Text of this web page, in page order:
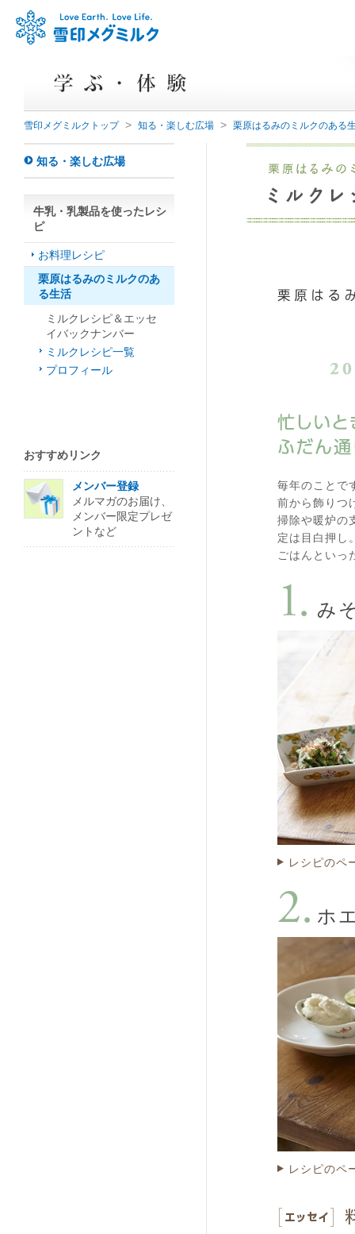
雪印メグミルクトップ > 知る・楽しむ広場 > 栗原はるみのミルクのある
毎年のことで
前から飾りつ
掃除や暖炉の
定は目白押し
ごはんといっ
み
レシピのペ
ホ
レシピのペ
知る・楽しむ広場
牛乳・乳製品を使ったレシ
ピ
お料理レシピ
栗原はるみのミルクのあ
る生活
ミルクレシピ＆エッセ
イバックナンバー
ミルクレシピ一覧
プロフィール
おすすめリンク
メンバー登録
メルマガのお届け、
メンバー限定プレゼ
ントなど